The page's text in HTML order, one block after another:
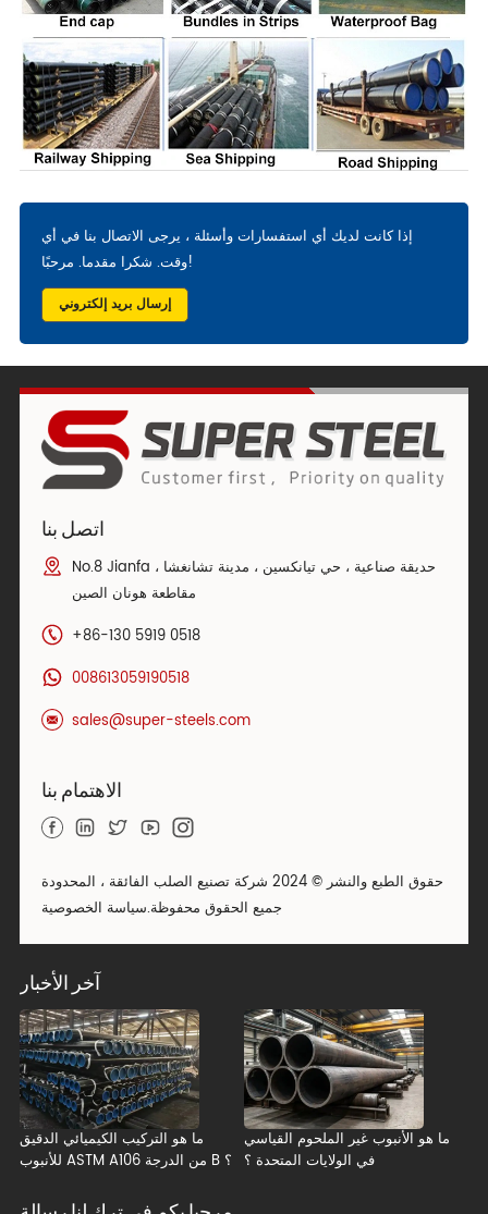
إذا كانت لديك أي استفسارات وأسئلة ، يرجى الاتصال بنا في أي
وقت. شكرا مقدما. مرحبًا!
إرسال بريد إلكتروني
اتصل بنا
No.8 Jianfa حديقة صناعية ، حي تيانكسين ، مدينة تشانغشا ،
مقاطعة هونان الصين
+86-130 5919 0518
008613059190518
sales@super-steels.com
الاهتمام بنا
حقوق الطبع والنشر © 2024 شركة تصنيع الصلب الفائقة ، المحدودة
جميع الحقوق محفوظة.سياسة الخصوصية
آخر الأخبار
ما هو التركيب الكيميائي الدقيق
للأنبوب ASTM A106 من الدرجة B ؟
ما هو الأنبوب غير الملحوم القياسي
في الولايات المتحدة ؟